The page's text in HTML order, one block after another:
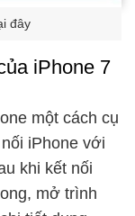
đây
iPhone 7
một cách cụ
iPhone với
khi kết nối
mở trình